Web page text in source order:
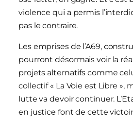
violence qui a permis
pas le contraire.
Les emprises de l’A69,
pourront désormais voir la
projets alternatifs comme
collectif « La Voie est Libre »,
lutte va devoir continuer.
en justice font de cette